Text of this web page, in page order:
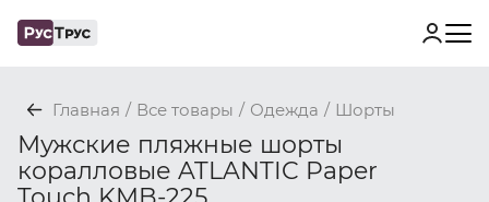
Главная / Все товары / Одежда / Шорты
Мужские пляжные шорты
коралловые ATLANTIC Paper